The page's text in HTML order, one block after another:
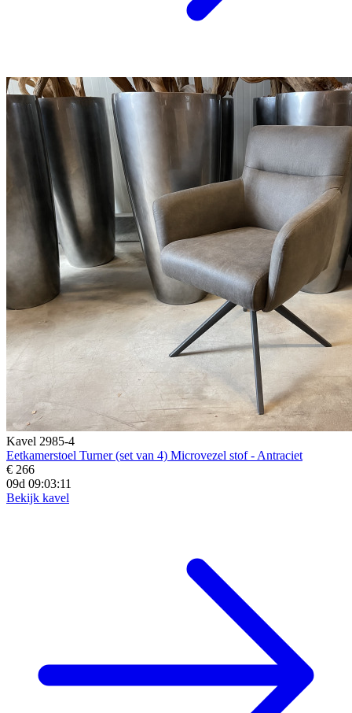
Kavel 2985-4
Eetkamerstoel Turner (set van 4) Microvezel stof - Antraciet
€ 266
09d 09:03:10
Bekijk kavel